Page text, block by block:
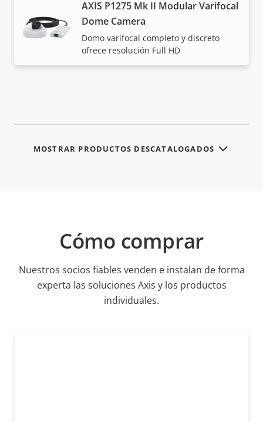
AXIS P1275 Mk II Modular Varifocal
Dome Camera
Domo varifocal completo y discreto
ofrece resolución Full HD
MOSTRAR PRODUCTOS DESCATALOGADOS
Cómo comprar
Nuestros socios fiables venden e instalan de forma
experta las soluciones Axis y los productos
individuales.